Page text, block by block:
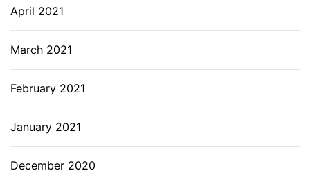
April 2021
March 2021
February 2021
January 2021
December 2020